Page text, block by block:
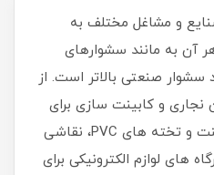
و مشاغل مختلف به
آن به مانند سشوارهای
سشوار صنعتی بالاتر است. از
و کابینت سازی برای
چسباندن نوار لبه های کابینت و تخته های PVC، نقاشی
های لوازم الکترونیکی برای